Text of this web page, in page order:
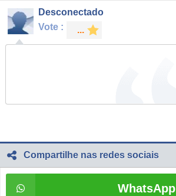
Desconectado
Vote :
Compartilhe nas redes sociais
WhatsApp